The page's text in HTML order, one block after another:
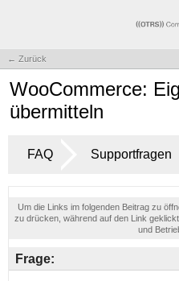
← Zurück
WooCommerce:
übermitteln
FAQ Supportfragen
Um die Links im folgenden Beitrag zu
zu drücken, während auf den Link
und
Frage: